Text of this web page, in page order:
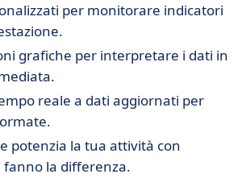
per monitorare indicatori
grafiche per interpretare i dati in
reale a dati aggiornati per
potenzia la tua attività con
la differenza.